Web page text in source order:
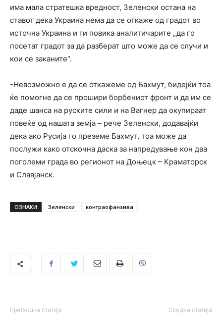
има мала стратешка вредност, Зеленски остана на
ставот дека Украина нема да се откаже од градот во
источна Украина и ги повика аналитичарите „да го
посетат градот за да разберат што може да се случи и
кои се заканите“.
-Невозможно е да се откажеме од Бахмут, бидејќи тоа
ќе помогне да се прошири борбениот фронт и да им се
даде шанса на руските сили и на Вагнер да окупираат
повеќе од нашата земја – рече Зеленски, додавајќи
дека ако Русија го преземе Бахмут, тоа може да
послужи како отскочна даска за напредување кон два
поголеми града во регионот на Доњецк – Краматорск
и Славјанск.
ОЗНАКИ Зеленски контраофанзива
Претходна статија Следна статија